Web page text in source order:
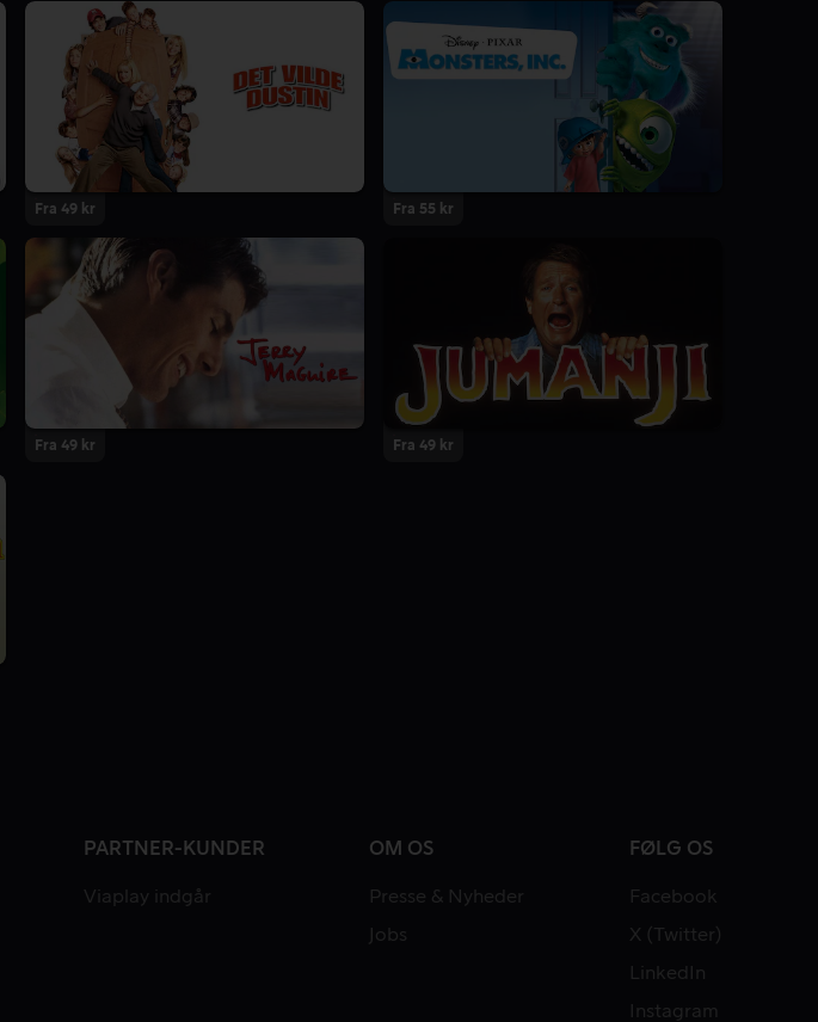
Fra 49 kr Fra 55 kr
Fra 49 kr Fra 49 kr
PARTNER-KUNDER
Viaplay indgår
OM OS
Presse & Nyheder
Jobs
FØLG OS
Facebook
X (Twitter)
LinkedIn
Instagram